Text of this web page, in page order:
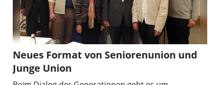
Neues Format von Seniorenunion und
Junge Union